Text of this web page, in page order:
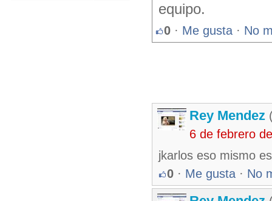
equipo.
0 · Me gusta · No
Rey Mendez
6 de febrero
jkarlos eso mismo
0 · Me gusta · No